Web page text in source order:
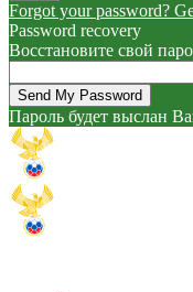
Forgot your password?
Password recovery
Восстановите свой
Пароль будет выслан